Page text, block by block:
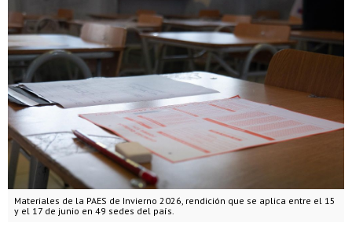
Materiales de la PAES de Invierno 2026, rendición que se aplica entre el 15
y el 17 de junio en 49 sedes del país.